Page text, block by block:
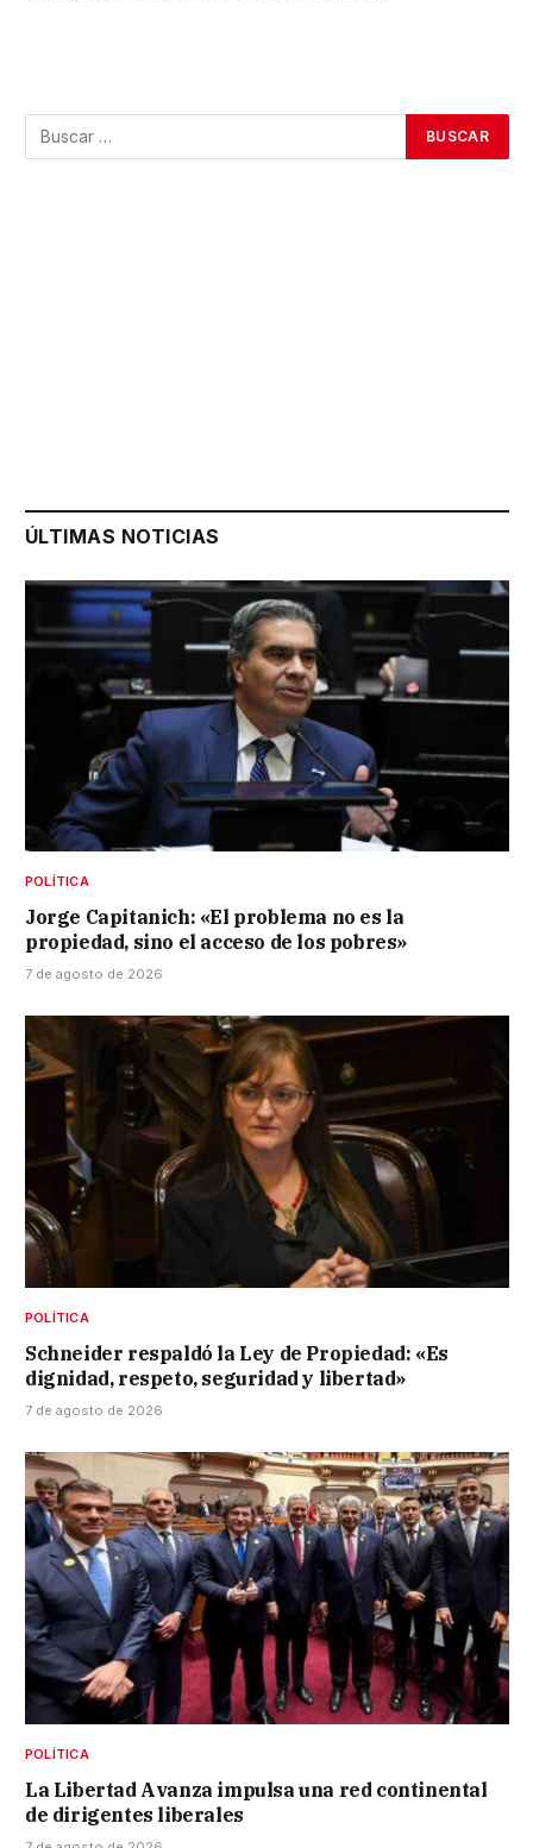
ÚLTIMAS NOTICIAS
POLÍTICA
Jorge Capitanich: «El problema no es la
propiedad, sino el acceso de los pobres»
7 de agosto de 2026
POLÍTICA
Schneider respaldó la Ley de Propiedad: «Es
dignidad, respeto, seguridad y libertad»
7 de agosto de 2026
POLÍTICA
La Libertad Avanza impulsa una red continental
de dirigentes liberales